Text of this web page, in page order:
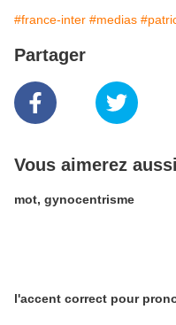
#france-inter #medias
Partager
Vous aimerez aussi
mot, gynocentrisme
l'accent correct pour